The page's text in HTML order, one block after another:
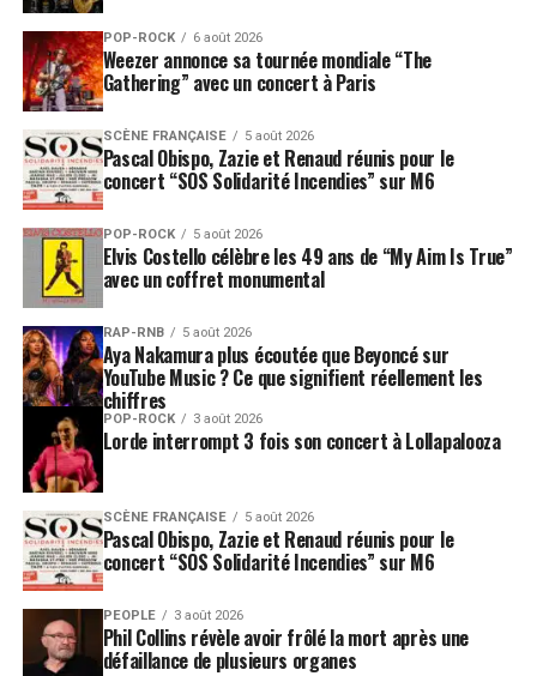
POP-ROCK 6 août 2026
Weezer annonce sa tournée mondiale “The
Gathering” avec un concert à Paris
SCÈNE FRANÇAISE 5 août 2026
Pascal Obispo, Zazie et Renaud réunis pour le
concert “SOS Solidarité Incendies” sur M6
POP-ROCK 5 août 2026
Elvis Costello célèbre les 49 ans de “My Aim Is True”
avec un coffret monumental
RAP-RNB 5 août 2026
Aya Nakamura plus écoutée que Beyoncé sur
YouTube Music ? Ce que signifient réellement les
chiffres
POP-ROCK 3 août 2026
Lorde interrompt 3 fois son concert à Lollapalooza
SCÈNE FRANÇAISE 5 août 2026
Pascal Obispo, Zazie et Renaud réunis pour le
concert “SOS Solidarité Incendies” sur M6
PEOPLE 3 août 2026
Phil Collins révèle avoir frôlé la mort après une
défaillance de plusieurs organes